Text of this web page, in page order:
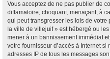
Vous acceptez de ne pas publier de
diffamatoire, choquant, menaçant, à
qui peut transgresser les lois de
la ville de villejuif » est hébergé ou
mener à un bannissement immédiat
votre fournisseur d’accès à Internet
adresses IP de tous les messages